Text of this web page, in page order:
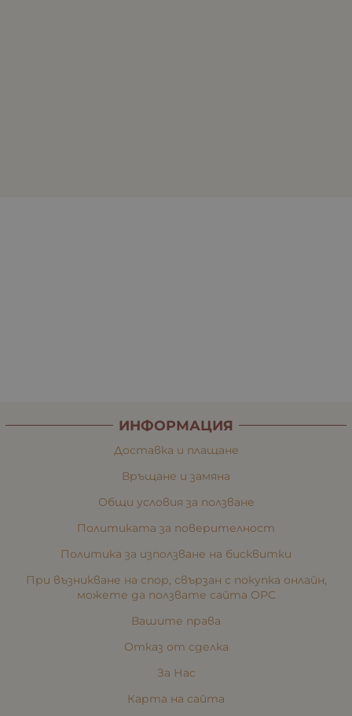
ИНФОРМАЦИЯ
Доставка и плащане
Връщане и замяна
Общи условия за ползване
Политиката за поверителност
Политика за използване на бисквитки
При възникване на спор, свързан с покупка онлайн,
можете да ползвате сайта ОРС
Вашите права
Отказ от сделка
За Нас
Карта на сайта